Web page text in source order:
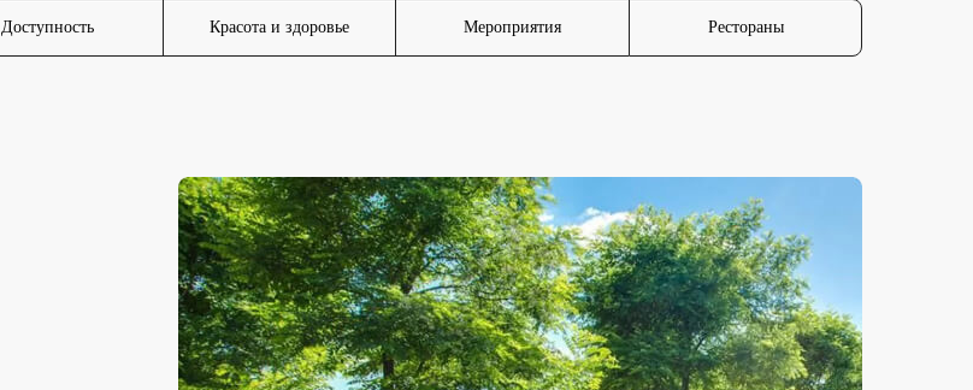
Доступность Красота и здоровье Мероприятия Рестораны